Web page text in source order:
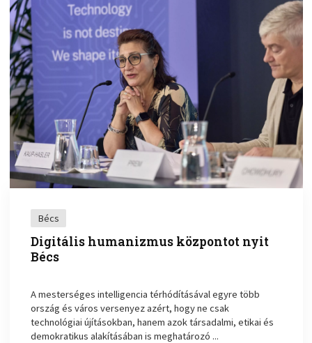
Bécs
Digitális humanizmus központot nyit
Bécs
A mesterséges intelligencia térhódításával egyre több
ország és város versenyez azért, hogy ne csak
technológiai újításokban, hanem azok társadalmi, etikai és
demokratikus alakításában is meghatározó ...